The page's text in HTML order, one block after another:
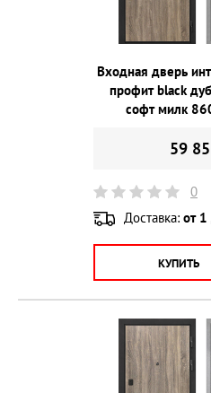
Входная дверь
профит black
софт милк
59
0
Доставка: от 1
КУПИТЬ